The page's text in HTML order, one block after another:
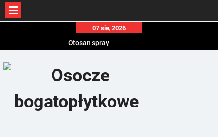
content
07 sie, 2026
Otosan spray